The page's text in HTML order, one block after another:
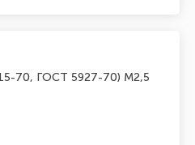
70, ГОСТ 5927-70) М2,5